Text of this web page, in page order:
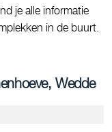
je alle informatie
in de buurt.
Wedde